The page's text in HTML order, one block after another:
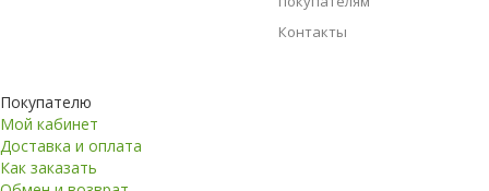
Контакты
Покупателю
Мой кабинет
Доставка и оплата
Как заказать